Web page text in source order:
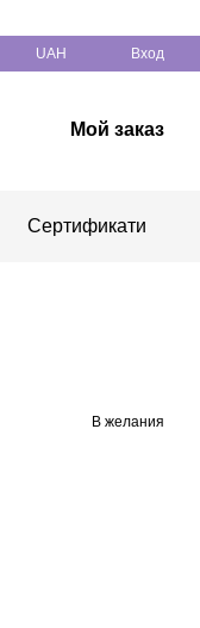
UAH Вход
Мой заказ
Сертификати
В желания